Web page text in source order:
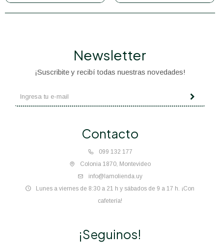
Contacto
099 132 177
Colonia 1870, Montevideo
info@lamolienda.uy
Lunes a viernes de 8:30 a 21 h y sábados de 9 a 17 h. ¡Con
cafetería!
Newsletter
¡Suscribite y recibí todas nuestras novedades!
¡Seguinos!